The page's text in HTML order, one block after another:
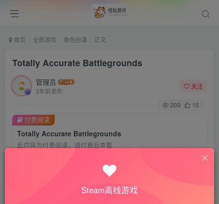
首页 全部游戏 角色扮演 正文
Totally Accurate Battlegrounds
管理员
3年前发布
关注
209 15
Totally Accurate Battlegrounds
此内容为付费阅读，请付费后查看
悦玩币 8
免费
付费阅读
Steam离线游戏